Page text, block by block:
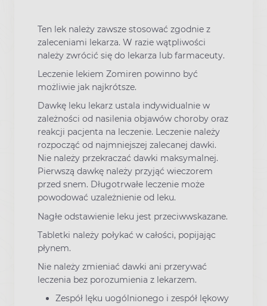
Ten lek należy zawsze stosować zgodnie z
zaleceniami lekarza. W razie wątpliwości
należy zwrócić się do lekarza lub farmaceuty.
Leczenie lekiem Zomiren powinno być
możliwie jak najkrótsze.
Dawkę leku lekarz ustala indywidualnie w
zależności od nasilenia objawów choroby oraz
reakcji pacjenta na leczenie. Leczenie należy
rozpocząć od najmniejszej zalecanej dawki.
Nie należy przekraczać dawki maksymalnej.
Pierwszą dawkę należy przyjąć wieczorem
przed snem. Długotrwałe leczenie może
powodować uzależnienie od leku.
Nagłe odstawienie leku jest przeciwwskazane.
Tabletki należy połykać w całości, popijając
płynem.
Nie należy zmieniać dawki ani przerywać
leczenia bez porozumienia z lekarzem.
Zespół lęku uogólnionego i zespół lękowy